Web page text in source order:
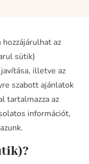
az
sütik)
illetve az
szabott ajánlatok
tartalmazza az
információt,